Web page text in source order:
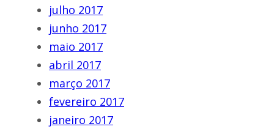
julho 2017
junho 2017
maio 2017
abril 2017
março 2017
fevereiro 2017
janeiro 2017